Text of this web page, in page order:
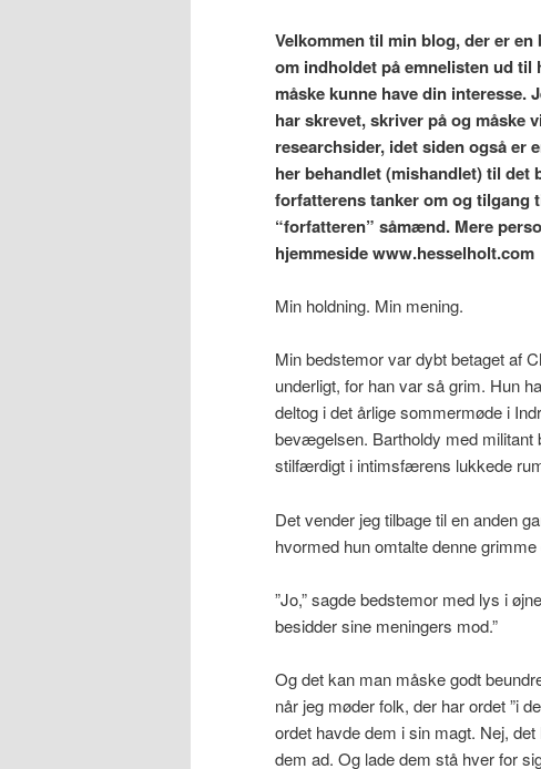
Velkommen til min blog,der er en
om indholdet på emnelisten ud til
måske kunne have din
har skrevet, skriver på og måske
researchsider, idet siden også
her behandlet (mishandlet) til det
forfatterens tanker om og tilgang
“forfatteren” såmænd. Mere
hjemmeside www.hesselholt.com
Min holdning. Min mening.
Min bedstemor var dybt betaget af
underligt, for han var så grim. Hun
deltog i det årlige sommermøde i
bevægelsen. Bartholdy med militant
stilfærdigt i intimsfærens lukkede
Det vender jeg tilbage til en anden
hvormed hun omtalte denne
”Jo,” sagde bedstemor med lys i
besidder sine meningers mod.”
Og det kan man måske godt
når jeg møder folk, der har ordet ”i
ordet havde dem i sin magt. Nej,
dem ad. Og lade dem stå hver for